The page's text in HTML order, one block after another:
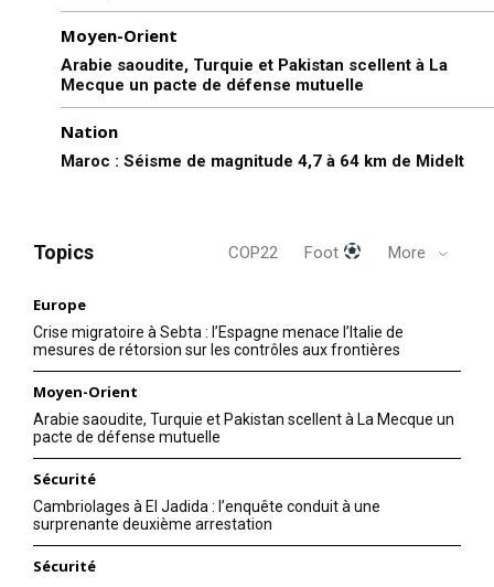
l'information
Insight Publications
À propos
Nous contacter
Formules d’abonnement
Moyen-Orient
Arabie saoudite, Turquie et Pakistan scellent à La
Mecque un pacte de défense mutuelle
Nation
Maroc : Séisme de magnitude 4,7 à 64 km de Midelt
Topics COP22 Foot More
Europe
Crise migratoire à Sebta : l’Espagne menace l’Italie de
mesures de rétorsion sur les contrôles aux frontières
Moyen-Orient
Arabie saoudite, Turquie et Pakistan scellent à La Mecque un
pacte de défense mutuelle
Sécurité
Cambriolages à El Jadida : l’enquête conduit à une
surprenante deuxième arrestation
Sécurité